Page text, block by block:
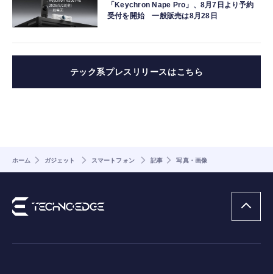
「Keychron Nape Pro」、8月7日より予約
受付を開始 一般販売は8月28日
テック系プレスリリースはこちら
ホーム ガジェット スマートフォン 記事 写真・画像